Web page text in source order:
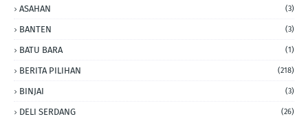
ASAHAN (3)
BANTEN (3)
BATU BARA (1)
BERITA PILIHAN (218)
BINJAI (3)
DELI SERDANG (26)